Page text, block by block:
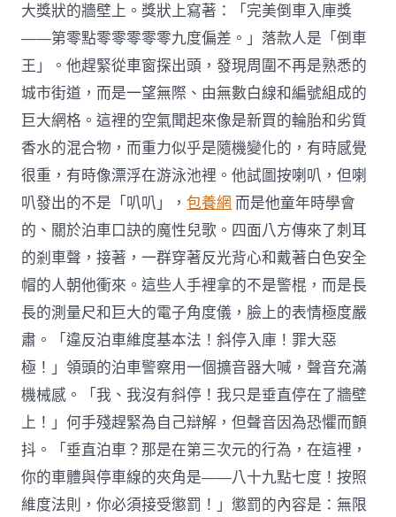
大獎狀的牆壁上。獎狀上寫著：「完美倒車入庫獎
——第零點零零零零零九度偏差。」落款人是「倒車
王」。他趕緊從車窗探出頭，發現周圍不再是熟悉的
城市街道，而是一望無際、由無數白線和編號組成的
巨大網格。這裡的空氣聞起來像是新買的輪胎和劣質
香水的混合物，而重力似乎是隨機變化的，有時感覺
很重，有時像漂浮在游泳池裡。他試圖按喇叭，但喇
叭發出的不是「叭叭」，包養網 而是他童年時學會
的、關於泊車口訣的魔性兒歌。四面八方傳來了刺耳
的剎車聲，接著，一群穿著反光背心和戴著白色安全
帽的人朝他衝來。這些人手裡拿的不是警棍，而是長
長的測量尺和巨大的電子角度儀，臉上的表情極度嚴
肅。「違反泊車維度基本法！斜停入庫！罪大惡
極！」領頭的泊車警察用一個擴音器大喊，聲音充滿
機械感。「我、我沒有斜停！我只是垂直停在了牆壁
上！」何手殘趕緊為自己辯解，但聲音因為恐懼而顫
抖。「垂直泊車？那是在第三次元的行為，在這裡，
你的車體與停車線的夾角是——八十九點七度！按照
維度法則，你必須接受懲罰！」懲罰的內容是：無限